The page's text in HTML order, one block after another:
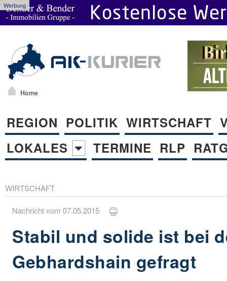
Werbung
Home
REGION POLITIK WIRTSCHAFT
LOKALES
TERMINE RLP
WIRTSCHAFT
Nachricht vom 07.05.2015
Stabil und solide ist bei
Gebhardshain gefragt